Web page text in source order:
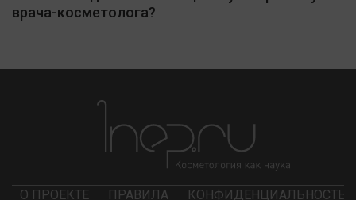
врача-косметолога?
О ПРОЕКТЕ ПРАВИЛА КОНФИДЕНЦИАЛЬНОСТЬ